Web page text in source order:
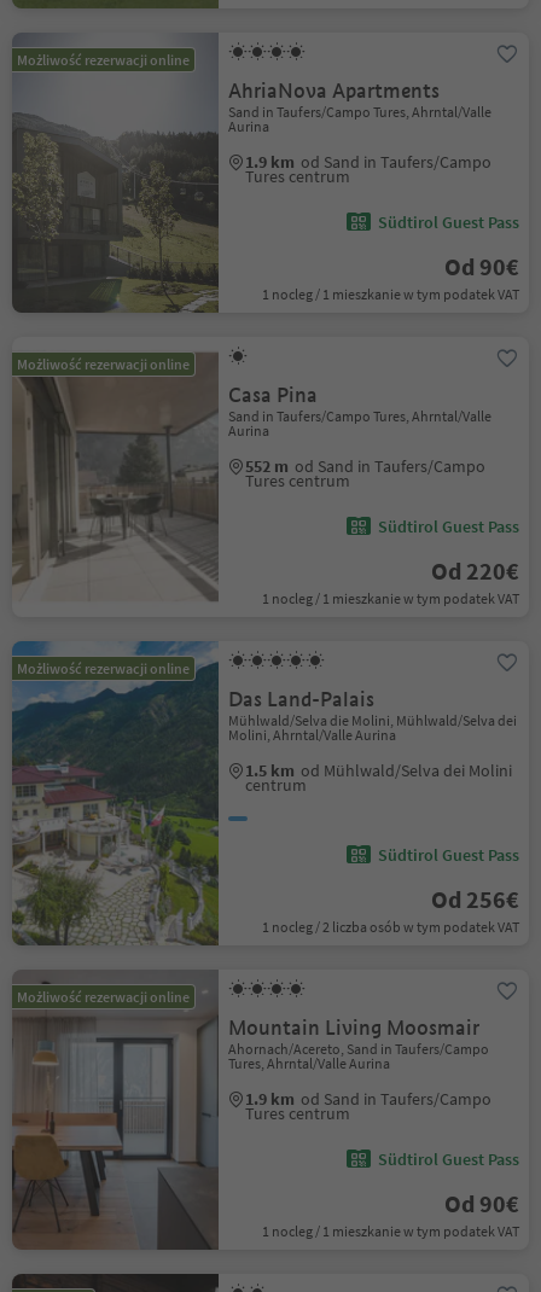
Możliwość rezerwacji online
AhriaNova Apartments
Sand in Taufers/Campo Tures, Ahrntal/Valle
Aurina
1.9 km od Sand in Taufers/Campo
Tures centrum
Südtirol Guest Pass
Od 90€
1 nocleg / 1 mieszkanie w tym podatek VAT
Możliwość rezerwacji online
Casa Pina
Sand in Taufers/Campo Tures, Ahrntal/Valle
Aurina
552 m od Sand in Taufers/Campo
Tures centrum
Südtirol Guest Pass
Od 220€
1 nocleg / 1 mieszkanie w tym podatek VAT
Możliwość rezerwacji online
Das Land-Palais
Mühlwald/Selva die Molini, Mühlwald/Selva dei
Molini, Ahrntal/Valle Aurina
1.5 km od Mühlwald/Selva dei Molini
centrum
Südtirol Guest Pass
Od 256€
1 nocleg / 2 liczba osób w tym podatek VAT
Możliwość rezerwacji online
Mountain Living Moosmair
Ahornach/Acereto, Sand in Taufers/Campo
Tures, Ahrntal/Valle Aurina
1.9 km od Sand in Taufers/Campo
Tures centrum
Südtirol Guest Pass
Od 90€
1 nocleg / 1 mieszkanie w tym podatek VAT